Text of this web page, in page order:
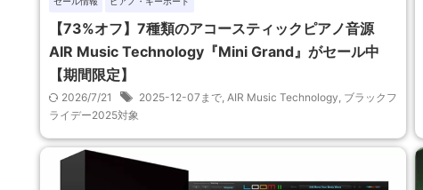
【73%オフ】7種類のアコースティックピアノ音源
AIR Music Technology『Mini Grand』がセール中
【期間限定】
2026/7/21 2025-12-07まで, AIR Music Technology, ブラックフ
ライデー2025対象